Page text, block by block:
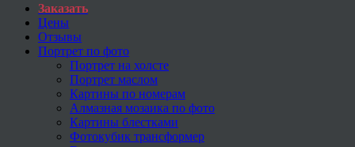
Заказать
Цены
Отзывы
Портрет по фото
Портрет на холсте
Портрет маслом
Картины по номерам
Алмазная мозаика по фото
Картины блестками
Фотокубик трансформер